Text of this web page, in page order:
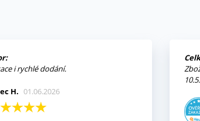
i rychlé dodání.
H. 01.06.2026